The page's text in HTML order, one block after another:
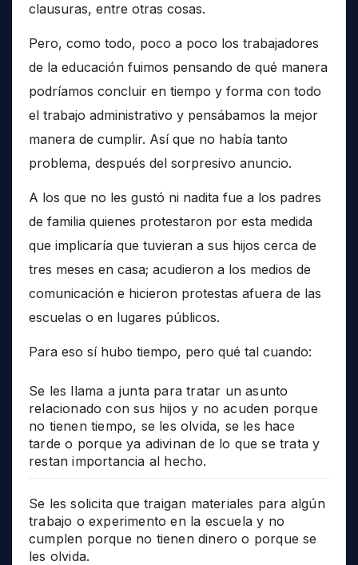
clausuras, entre otras cosas.
Pero, como todo, poco a poco los trabajadores
de la educación fuimos pensando de qué manera
podríamos concluir en tiempo y forma con todo
el trabajo administrativo y pensábamos la mejor
manera de cumplir. Así que no había tanto
problema, después del sorpresivo anuncio.
A los que no les gustó ni nadita fue a los padres
de familia quienes protestaron por esta medida
que implicaría que tuvieran a sus hijos cerca de
tres meses en casa; acudieron a los medios de
comunicación e hicieron protestas afuera de las
escuelas o en lugares públicos.
Para eso sí hubo tiempo, pero qué tal cuando:
Se les llama a junta para tratar un asunto
relacionado con sus hijos y no acuden porque
no tienen tiempo, se les olvida, se les hace
tarde o porque ya adivinan de lo que se trata y
restan importancia al hecho.
Se les solicita que traigan materiales para algún
trabajo o experimento en la escuela y no
cumplen porque no tienen dinero o porque se
les olvida.